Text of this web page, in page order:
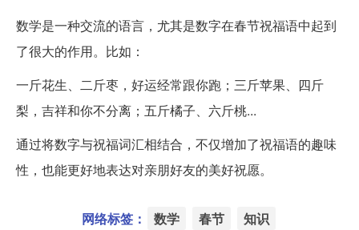
数学是一种交流的语言，尤其是数字在春节祝福语中起到
了很大的作用。比如：
一斤花生、二斤枣，好运经常跟你跑；三斤苹果、四斤
梨，吉祥和你不分离；五斤橘子、六斤桃...
通过将数字与祝福词汇相结合，不仅增加了祝福语的趣味
性，也能更好地表达对亲朋好友的美好祝愿。
网络标签： 数学 春节 知识